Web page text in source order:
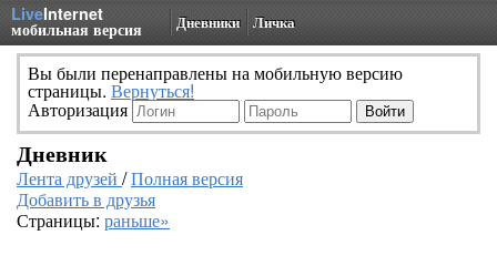
LiveInternet
мобильная версия Дневники Личка
Вы были перенаправлены на мобильную версию
страницы. Вернуться!
Авторизация
Дневник
Лента друзей /Полная версия
Добавить в друзья
Страницы: раньше»